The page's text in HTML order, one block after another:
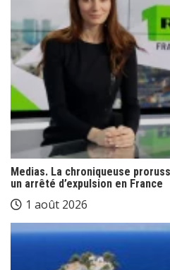
Medias. La chroniqueuse
un arrêté d’expulsion en France
1 août 2026